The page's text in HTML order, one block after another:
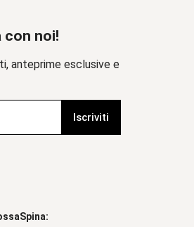
con noi!
anteprime esclusive e
Iscriviti